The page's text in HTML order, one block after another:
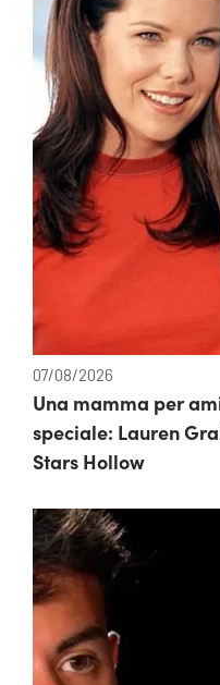
07/08/2026
Una mamma per
speciale: Lauren
Stars Hollow